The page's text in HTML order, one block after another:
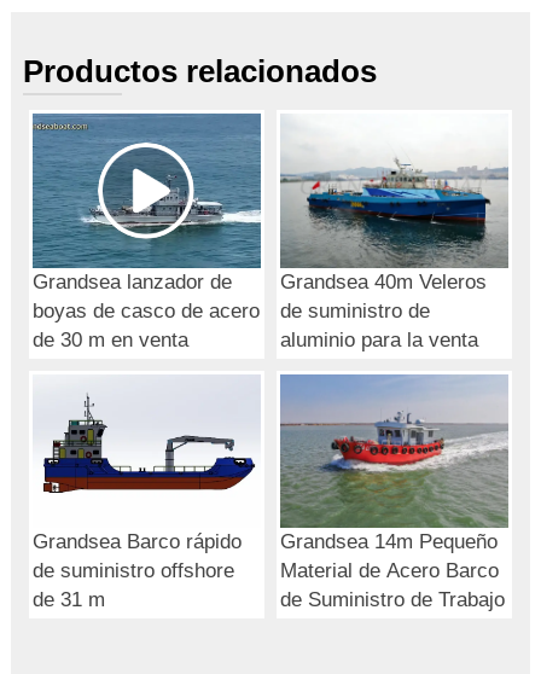
Productos relacionados
Grandsea lanzador de
boyas de casco de acero
de 30 m en venta
Grandsea 40m Veleros
de suministro de
aluminio para la venta
Grandsea Barco rápido
de suministro offshore
de 31 m
Grandsea 14m Pequeño
Material de Acero Barco
de Suministro de Trabajo